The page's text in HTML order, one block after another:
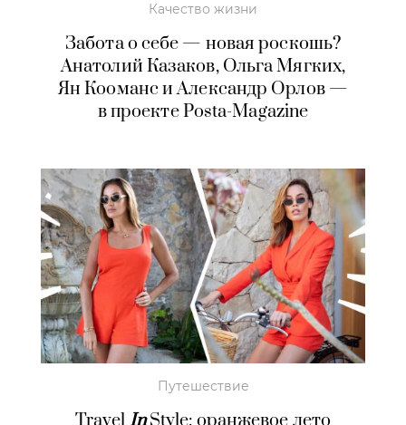
Качество жизни
Забота о себе — новая роскошь?
Анатолий Казаков, Ольга Мягких,
Ян Кооманс и Александр Орлов —
в проекте Posta-Magazine
Путешествие